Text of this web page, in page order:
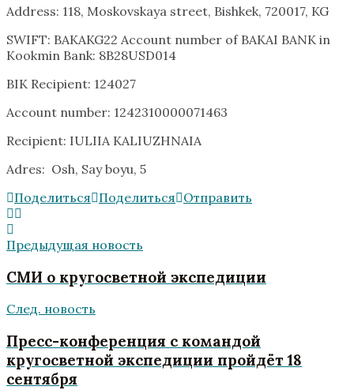
Address: 118, Moskovskaya street, Bishkek, 720017, KG
SWIFT: BAKAKG22 Account number of BAKAI BANK in
Kookmin Bank: 8B28USD014
BIK Recipient: 124027
Account number: 1242310000071463
Recipient: IULIIA KALIUZHNAIA
Adres: Osh, Say boyu, 5
Поделиться Поделиться Отправить
Предыдущая новость
СМИ о кругосветной экспедиции
След. новость
Пресс-конференция с командой
кругосветной экспедиции пройдёт 18
сентября